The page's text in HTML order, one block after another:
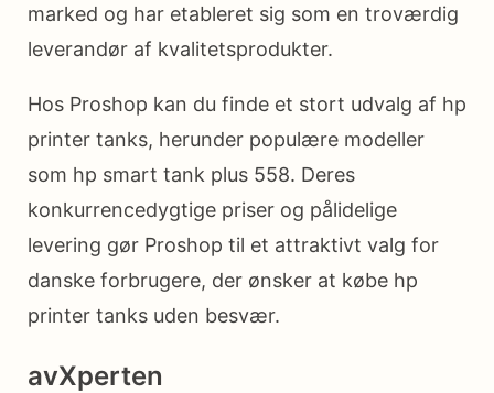
marked og har etableret sig som en troværdig
leverandør af kvalitetsprodukter.
Hos Proshop kan du finde et stort udvalg af hp
printer tanks, herunder populære modeller
som hp smart tank plus 558. Deres
konkurrencedygtige priser og pålidelige
levering gør Proshop til et attraktivt valg for
danske forbrugere, der ønsker at købe hp
printer tanks uden besvær.
avXperten